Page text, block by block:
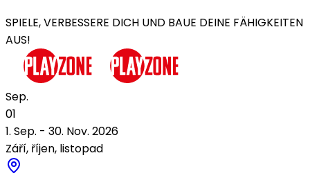
SPIELE, VERBESSERE DICH UND BAUE DEINE FÄHIGKEITEN
AUS!
Sep.
01
1. Sep. - 30. Nov. 2026
Září, říjen, listopad